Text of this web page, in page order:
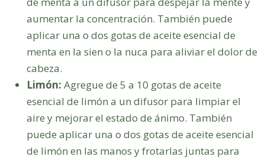
aumentar la concentración. También puede
aplicar una o dos gotas de aceite esencial de
menta en la sien o la nuca para aliviar el dolor de
cabeza.
Limón: Agregue de 5 a 10 gotas de aceite
esencial de limón a un difusor para limpiar el
aire y mejorar el estado de ánimo. También
puede aplicar una o dos gotas de aceite esencial
de limón en las manos y frotarlas juntas para